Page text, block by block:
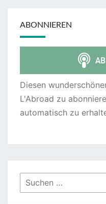
ABONNIEREN
Diesen
L'Abroad zu
automatisch zu
Suchen
nach: